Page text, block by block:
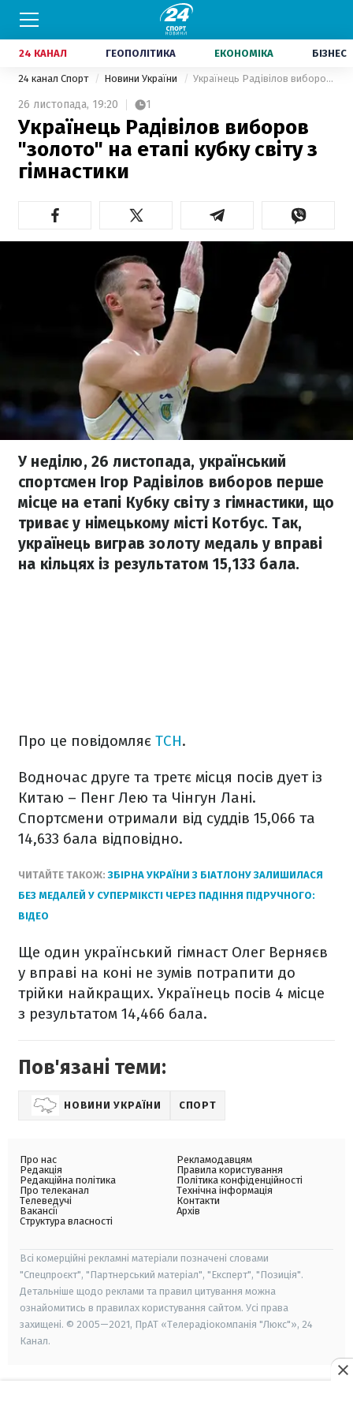
24 КАНАЛ ГЕОПОЛІТИКА ЕКОНОМІКА БІЗНЕС
24 канал Спорт Новини України Українець Радівілов виборов "золото" на етапі кубку світу з гімнастики
26 листопада, 19:20 1
Українець Радівілов виборов
"золото" на етапі кубку світу з
гімнастики
У неділю, 26 листопада, український
спортсмен Ігор Радівілов виборов перше
місце на етапі Кубку світу з гімнастики, що
триває у німецькому місті Котбус. Так,
українець виграв золоту медаль у вправі
на кільцях із результатом 15,133 бала.
Про це повідомляє ТСН.
Водночас друге та третє місця посів дует із
Китаю – Пенг Лею та Чінгун Лані.
Спортсмени отримали від суддів 15,066 та
14,633 бала відповідно.
ЧИТАЙТЕ ТАКОЖ:ЗБІРНА УКРАЇНИ З БІАТЛОНУ ЗАЛИШИЛАСЯ
БЕЗ МЕДАЛЕЙ У СУПЕРМІКСТІ ЧЕРЕЗ ПАДІННЯ ПІДРУЧНОГО:
ВІДЕО
Ще один український гімнаст Олег Верняєв
у вправі на коні не зумів потрапити до
трійки найкращих. Українець посів 4 місце
з результатом 14,466 бала.
Пов'язані теми:
НОВИНИ УКРАЇНИ СПОРТ
Про нас
Редакція
Редакційна політика
Про телеканал
Телеведучі
Вакансії
Структура власності
Рекламодавцям
Правила користування
Політика конфіденційності
Технічна інформація
Контакти
Архів
Всі комерційні рекламні матеріали позначені словами
"Спецпроєкт", "Партнерський матеріал", "Експерт", "Позиція".
Детальніше щодо реклами та правил цитування можна
ознайомитись в правилах користування сайтом. Усі права
захищені. © 2005—2021, ПрАТ «Телерадіокомпанія "Люкс"», 24
Канал.